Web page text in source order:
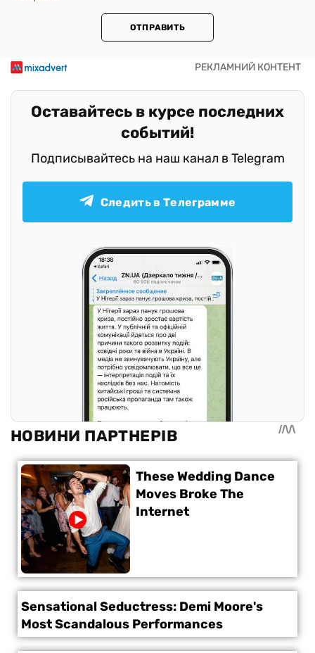
ОТПРАВИТЬ
Оставайтесь в курсе последних
событий!
Подписывайтесь на наш канал в Telegram
Следить в Телеграмме